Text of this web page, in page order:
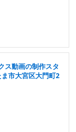
ス動画の制作スタ
市大宮区大門町2